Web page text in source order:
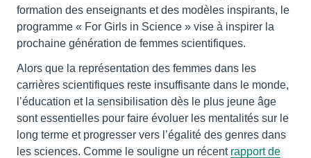
formation des enseignants et des modèles inspirants, le
programme « For Girls in Science » vise à inspirer la
prochaine génération de femmes scientifiques.
Alors que la représentation des femmes dans les
carrières scientifiques reste insuffisante dans le monde,
l’éducation et la sensibilisation dès le plus jeune âge
sont essentielles pour faire évoluer les mentalités sur le
long terme et progresser vers l’égalité des genres dans
les sciences. Comme le souligne un récent rapport de